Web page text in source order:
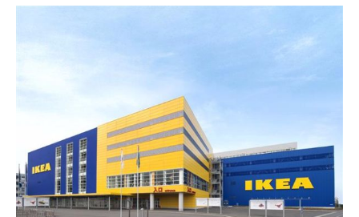
企業ITのトレンドを詳説
経営リーダーのコミュニティ
マーケ×ITの今がよく分かる